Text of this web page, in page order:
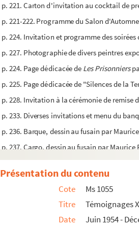
p. 221. Carton d'invitation au cocktail de
p. 221-222. Programme du Salon
p. 224. Invitation et programme des
p. 227. Photographie de divers peintres
p. 224. Page dédicacée de Les Prisonniers
p. 225. Page dédicacée de "Silences de la
p. 228. Invitation à la cérémonie de remise
p. 233. Diverses invitations et menu du
p. 236. Barque, dessin au fusain par
p. 237. Cargo, dessin au fusain par Maurice
p. 238. Page dédicacée de
p. 241. Page dédicacée deTous ces chants
p. 242. Lettre de Pierre Aubéry
p. 242. Carte de Suzanne Lachèvre,
p. 242. Lettre de A. Leprévost, président
Présentation du contenu
Cote
Ms 1055
Titre
Témoignages
Date
Juin 1954 -